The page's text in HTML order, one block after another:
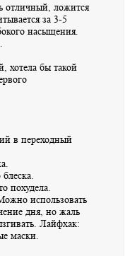
отличный, ложится
за 3-5
насыщения.
хотела бы такой
в переходный
похудела.
использовать
дня, но жаль
Лайфхак:
маски.